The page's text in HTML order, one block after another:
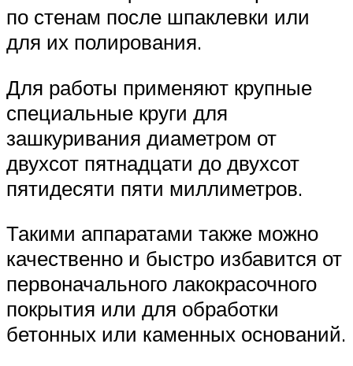
по стенам после шпаклевки или
для их полирования.
Для работы применяют крупные
специальные круги для
зашкуривания диаметром от
двухсот пятнадцати до двухсот
пятидесяти пяти миллиметров.
Такими аппаратами также можно
качественно и быстро избавится от
первоначального лакокрасочного
покрытия или для обработки
бетонных или каменных оснований.